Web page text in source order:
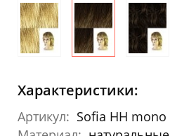
Характеристики:
Артикул: Sofia HH mono